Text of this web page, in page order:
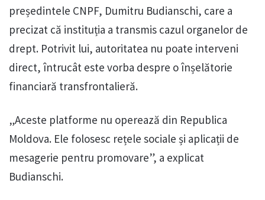
președintele CNPF, Dumitru Budianschi, care a
precizat că instituția a transmis cazul organelor de
drept. Potrivit lui, autoritatea nu poate interveni
direct, întrucât este vorba despre o înșelătorie
financiară transfrontalieră.
„Aceste platforme nu operează din Republica
Moldova. Ele folosesc rețele sociale și aplicații de
mesagerie pentru promovare”, a explicat
Budianschi.